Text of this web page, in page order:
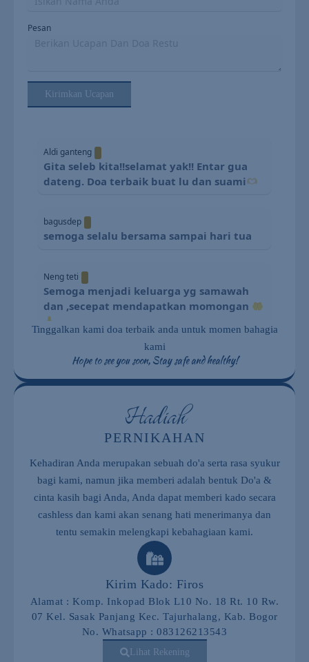
Pesan
Kirimkan Ucapan
Aldi ganteng
Gita seleb kita!!selamat yak!! Entar gua
dateng. Doa terbaik buat lu dan suami
bagusdep
semoga selalu bersama sampai hari tua
Neng teti
Semoga menjadi keluarga yg samawah
dan ,secepat mendapatkan momongan
Fajar Rnp
Selamat yah teh anggita dan a firos
mawwadah warohmah
Hwd gi lancar lancar sakinah mawwadah
warohmah
Yuyun yuningsih
Semoga d lancarkan smpe hari H nya
Selamat untuk kedua mempelai.. semoga
sakinnah, mawwadah, warohmah,,
Rapli muhamad
Warning wajib datang
Tinggalkan kami doa terbaik anda untuk momen bahagia
kami
Hope to see you soon, Stay safe and healthy!
Hadiah
PERNIKAHAN
Kehadiran Anda merupakan sebuah do'a serta rasa syukur
bagi kami, namun jika memberi adalah bentuk Do'a &
cinta kasih bagi Anda, Anda dapat memberi kado secara
cashless dan kami akan senang hati menerimanya dan
tentu semakin melengkapi kebahagiaan kami.
Kirim Kado: Firos
Alamat : Komp. Inkopad Blok L10 No. 18 Rt. 10 Rw.
07 Kel. Sasak Panjang Kec. Tajurhalang, Kab. Bogor
No. Whatsapp : 083126213543
Lihat Rekening